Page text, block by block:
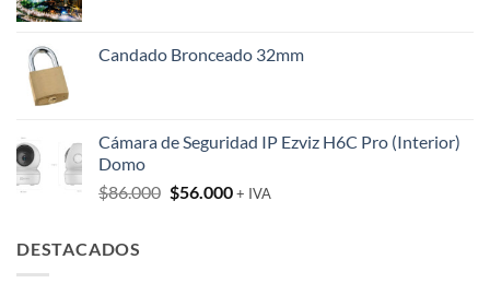
Candado Bronceado 32mm
Cámara de Seguridad IP Ezviz H6C Pro (Interior)
Domo
$86.000 El
$56.000El+ IVA
DESTACADOS